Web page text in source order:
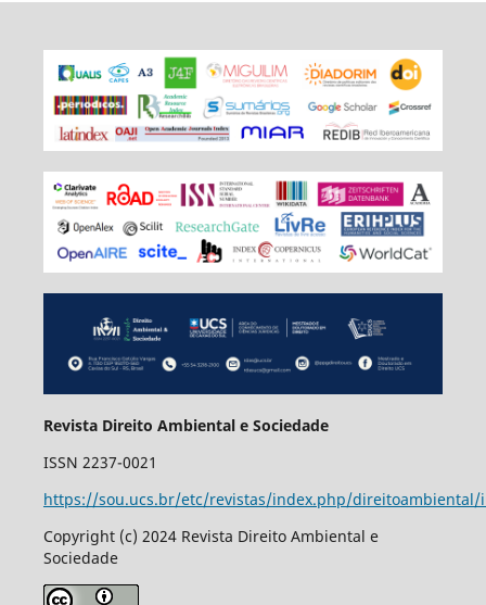
Revista Direito Ambiental e Sociedade
ISSN 2237-0021
https://sou.ucs.br/etc/revistas/index.php/direitoambiental/
Copyright (c) 2024 Revista Direito Ambiental e
Sociedade